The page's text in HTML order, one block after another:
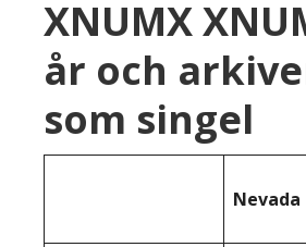
XNUMX
år och
som singel
Nevada